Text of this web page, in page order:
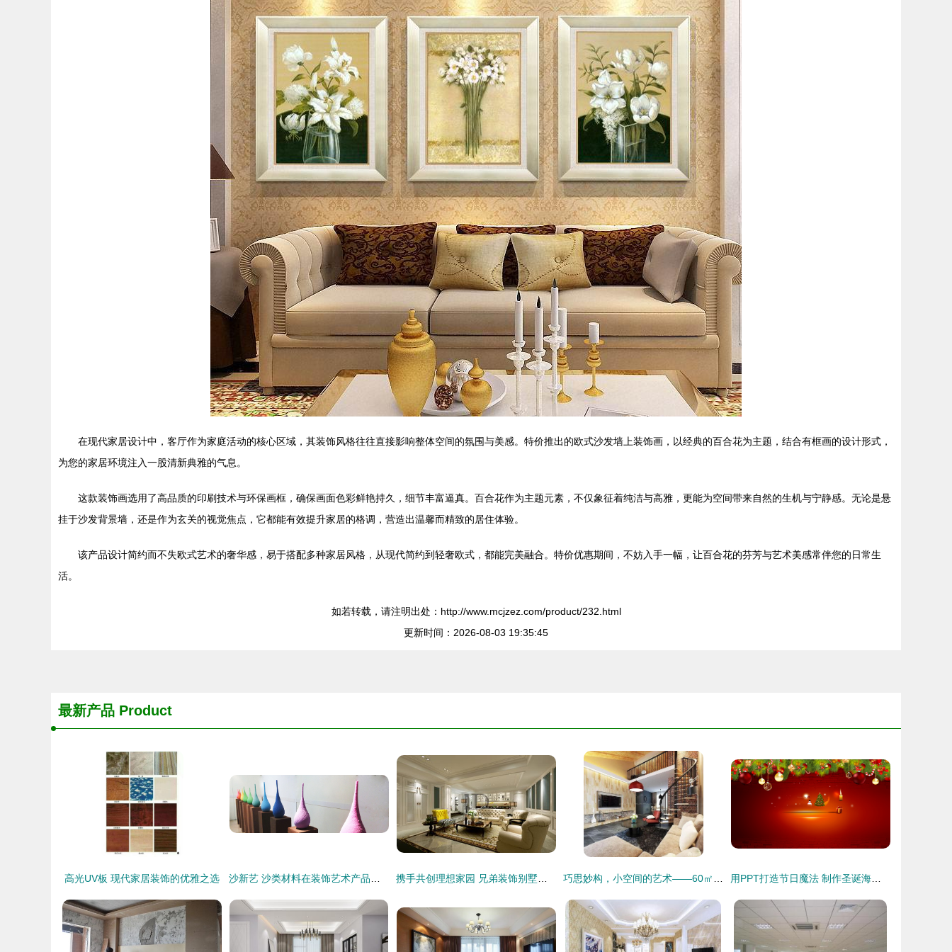
在现代家居设计中，客厅作为家庭活动的核心区域，其装饰风格往往直接影响整体空间的氛围与美感。特价推出的欧式沙发墙上装饰画，以经典的百合花为主题，结合有框画的设计形式，
为您的家居环境注入一股清新典雅的气息。
这款装饰画选用了高品质的印刷技术与环保画框，确保画面色彩鲜艳持久，细节丰富逼真。百合花作为主题元素，不仅象征着纯洁与高雅，更能为空间带来自然的生机与宁静感。无论是悬
挂于沙发背景墙，还是作为玄关的视觉焦点，它都能有效提升家居的格调，营造出温馨而精致的居住体验。
该产品设计简约而不失欧式艺术的奢华感，易于搭配多种家居风格，从现代简约到轻奢欧式，都能完美融合。特价优惠期间，不妨入手一幅，让百合花的芬芳与艺术美感常伴您的日常生
活。
如若转载，请注明出处：http://www.mcjzez.com/product/232.html
更新时间：2026-08-03 19:35:45
最新产品 Product
高光UV板 现代家居装饰的优雅之选